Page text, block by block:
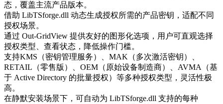
态，覆盖主流产品版本。
借助 LibTSforge.dll 动态生成授权所需的产品密钥，适配不同
授权场景。
通过 Out-GridView 提供友好的图形化选项，用户可直观选择
授权类型、查看状态，降低操作门槛。
支持KMS（密钥管理服务）、MAK（多次激活密钥）、
RETAIL（零售版）、OEM（原始设备制造商）、AVMA（基
于 Active Directory 的批量授权）等多种授权类型，灵活性极
高。
在静默安装场景下，可自动为 LibTSforge.dll 支持的每种